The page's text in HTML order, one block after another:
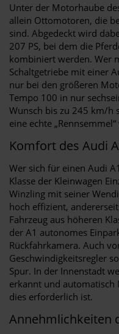
Unter der Motorhaube
allein Ottomotoren, die
sind. Abgedeckt wird
207 PS, bei dem die
kombiniert werden. Wer
Schaltgetriebe mit einer
nur bei den größeren
Tempo 100 in nur
Wunsch bis zu 245 km/h
eine echte
Komfort des Audi
Wer sich für einen Audi
Klasse der Kleinwagen
Winzling mit seiner
hoch effizient,
Fahrzeug aus höheren
der A1 autonomes
Rückfahrkamera. Auch
Geschwindigkeitsregler
Spur. In der Innenstadt
erkannt und automatisch
dies erforderlich ist.
Annehmlichkeiten